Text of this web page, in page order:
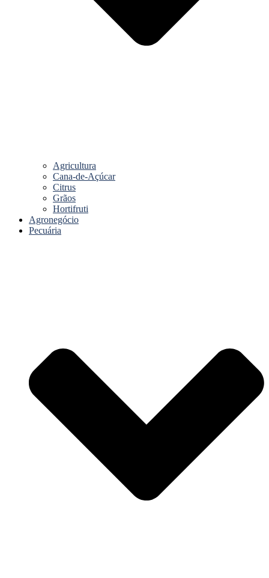
Agricultura
Cana-de-Açúcar
Citrus
Grãos
Hortifruti
Agronegócio
Pecuária